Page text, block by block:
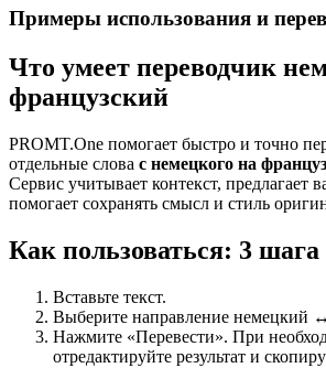
Примеры использования и
Что умеет переводчик
французский
PROMT.One помогает быстро и точно
отдельные слова с немецкого на
Сервис учитывает контекст, предлагает
помогает сохранять смысл и стиль
Как пользоваться: 3 шага
Вставьте текст.
Выберите направление немецкий
Нажмите «Перевести». При
отредактируйте результат и